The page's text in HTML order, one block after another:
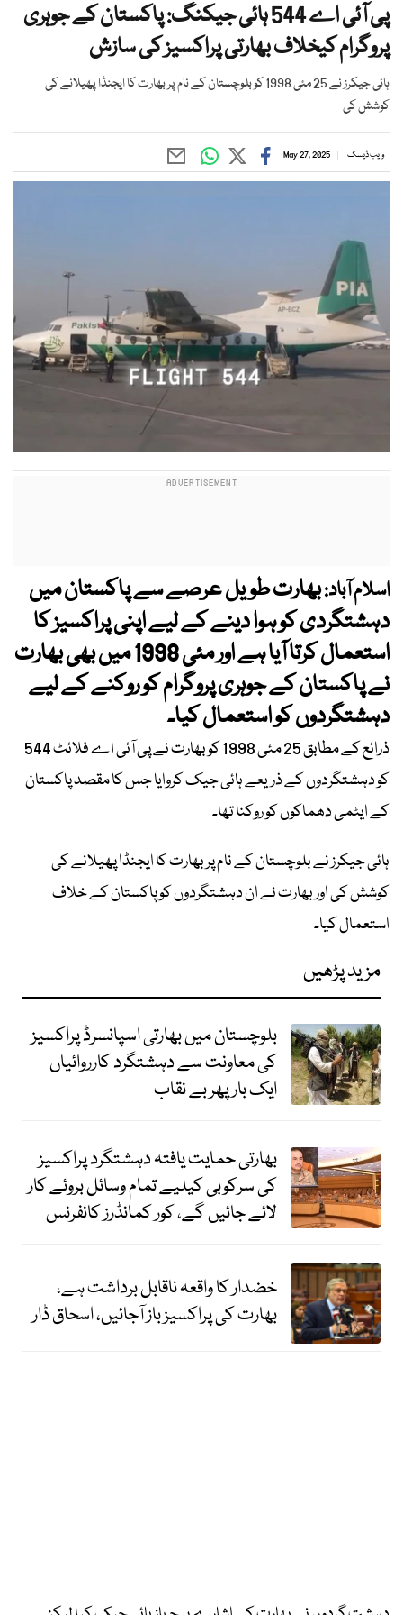
پی آئی اے 544 ہائی جیکنگ: پاکستان کے جوہری
پروگرام کیخلاف بھارتی پراکسیز کی سازش
ہائی جیکرز نے 25 مئی 1998 کو بلوچستان کے نام پر بھارت کا ایجنڈا پھیلانے کی
کوشش کی
ویب ڈیسک May 27, 2025
اسلام آباد:بھارت طویل عرصے سے پاکستان میں
دہشتگردی کو ہوا دینے کے لیے اپنی پراکسیز کا
استعمال کرتا آیا ہے اور مئی 1998 میں بھی بھارت
نے پاکستان کے جوہری پروگرام کو روکنے کے لیے
دہشتگردوں کو استعمال کیا۔
ذرائع کے مطابق 25 مئی 1998 کو بھارت نے پی آئی اے فلائٹ 544
کو دہشتگردوں کے ذریعے ہائی جیک کروایا جس کا مقصد پاکستان
کے ایٹمی دھماکوں کو روکنا تھا۔
ہائی جیکرز نے بلوچستان کے نام پر بھارت کا ایجنڈا پھیلانے کی
کوشش کی اور بھارت نے ان دہشتگردوں کو پاکستان کے خلاف
استعمال کیا۔
مزید پڑھیں
بلوچستان میں بھارتی اسپانسرڈ پراکسیز
کی معاونت سے دہشتگرد کارروائیاں
ایک بار پھر بے نقاب
بھارتی حمایت یافتہ دہشتگرد پراکسیز
کی سرکوبی کیلیے تمام وسائل بروئے کار
لائے جائیں گے، کور کمانڈرز کانفرنس
خضدار کا واقعہ ناقابل برداشت ہے،
بھارت کی پراکسیز باز آجائیں، اسحاق ڈار